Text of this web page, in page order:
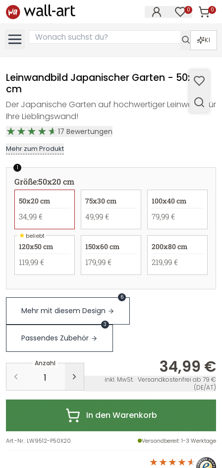
0 0
KI
Leinwandbild Japanischer Garten - 50x20
cm
Der Japanische Garten auf hochwertiger Leinwand für
Ihre Lieblingswand!
17 Bewertungen
Mehr zum Produkt
1
Größe:50x20 cm
50x20 cm
34,99 €
75x30 cm
49,99 €
100x40 cm
79,99 €
★beliebt
120x50 cm
119,99 €
150x60 cm
179,99 €
200x80 cm
219,99 €
Mehr mit diesem Design
6
Passendes Zubehör
3
Anzahl 34,99 €
inkl. MwSt. · Versandkostenfrei ab 79 €
(DE/AT)
In den Warenkorb
Art.-Nr.: LW9512-P50X20 Versandbereit: 1-3 Werktage